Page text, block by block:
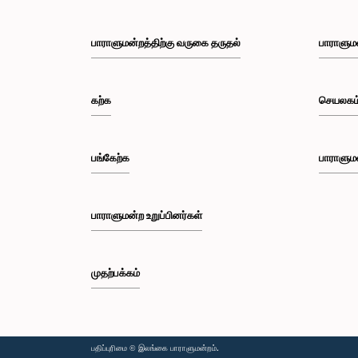
பாராளுமன்றத்திற்கு வருகை தருதல்
கற்க
பங்கேற்க
பாராளுமன்ற உறுப்பினர்கள்
முதற்பக்கம்
பதிப்புரிமை © இலங்கை பாராளுமன்றம்.